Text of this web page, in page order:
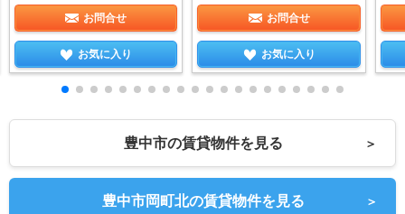
お問合せ
お気に入り
お問合せ
お気に入り
豊中市の賃貸物件を見る ＞
豊中市岡町北の賃貸物件を見る ＞